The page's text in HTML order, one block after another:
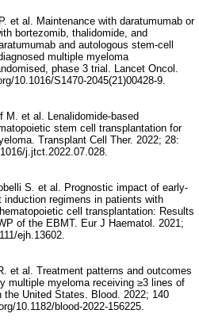
et al. Maintenance with daratumumab or
bortezomib, thalidomide, and
and autologous stem-cell
multiple myeloma
phase 3 trial. Lancet Oncol.
10.1016/S1470-2045(21)00428-9.
et al. Lenalidomide-based
stem cell transplantation for
Transplant Cell Ther. 2022; 28:
j.jtct.2022.07.028.
S. et al. Prognostic impact of early-
regimens in patients with
cell transplantation: Results
of the EBMT. Eur J Haematol. 2021;
ejh.13602.
et al. Treatment patterns and outcomes
multiple myeloma receiving ≥3 lines of
the United States. Blood. 2022; 140
10.1182/blood-2022-156225.